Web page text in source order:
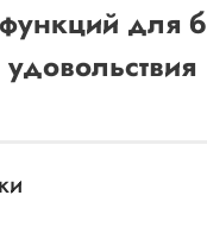
для
удовольствия